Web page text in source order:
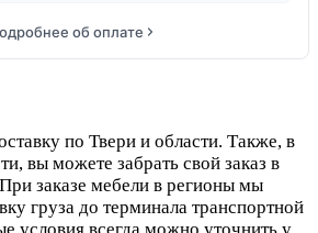
об оплате
по Твери и области. Также, в
вы можете забрать свой заказ в
заказе мебели в регионы мы
груза до терминала транспортной